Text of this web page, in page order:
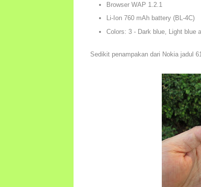
Browser WAP 1.2.1
Li-Ion 760 mAh battery (BL-4C)
Colors: 3 - Dark blue, Light blue
Sedikit penampakan dari Nokia jadul